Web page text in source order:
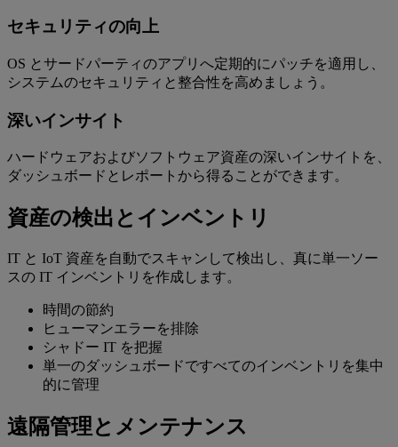
セキュリティの向上
OS とサードパーティのアプリへ定期的にパッチを適用し、
システムのセキュリティと整合性を高めましょう。
深いインサイト
ハードウェアおよびソフトウェア資産の深いインサイトを、
ダッシュボードとレポートから得ることができます。
資産の検出とインベントリ
IT と IoT 資産を自動でスキャンして検出し、真に単一ソー
スの IT インベントリを作成します。
時間の節約
ヒューマンエラーを排除
シャドー IT を把握
単一のダッシュボードですべてのインベントリを集中
的に管理
遠隔管理とメンテナンス